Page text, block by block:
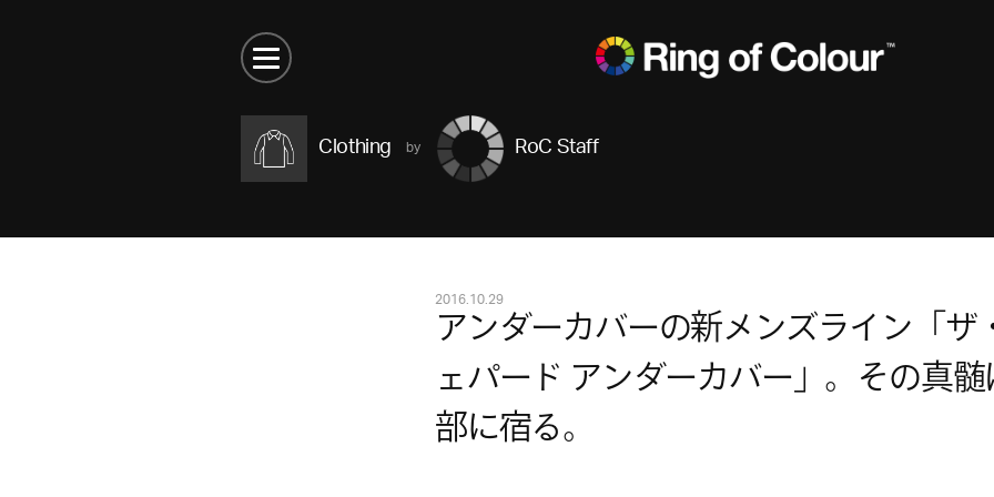
Clothing RoC Staff
2016.10.29
アンダーカバーの新メンズライン「ザ
ェパード アンダーカバー」。その真
部に宿る。